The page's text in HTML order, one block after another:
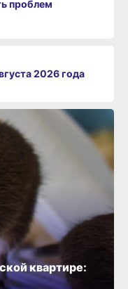
проблем
2026 года
квартире: